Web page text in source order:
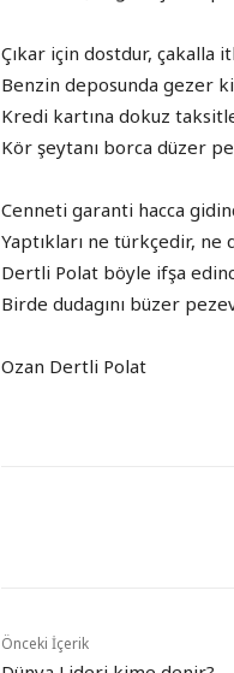
Çıkar için dostdur, çakalla
Benzin deposunda gezer
Kredi kartına dokuz
Kör şeytanı borca düzer
Cenneti garanti hacca
Yaptıkları ne türkçedir, ne
Dertli Polat böyle ifşa
Birde dudagını büzer
Ozan Dertli Polat
Önceki İçerik